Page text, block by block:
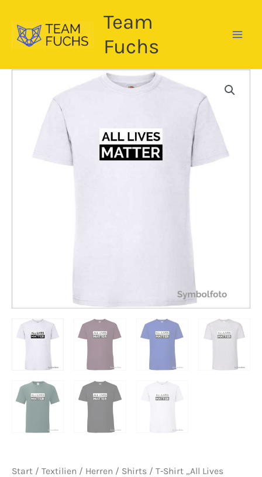
Inhalt
springen
Team
Fuchs
Start / Textilien / Herren / Shirts / T-Shirt „All Lives